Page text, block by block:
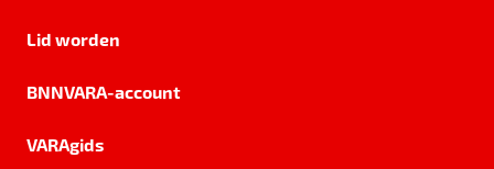
Lid worden
BNNVARA-account
VARAgids